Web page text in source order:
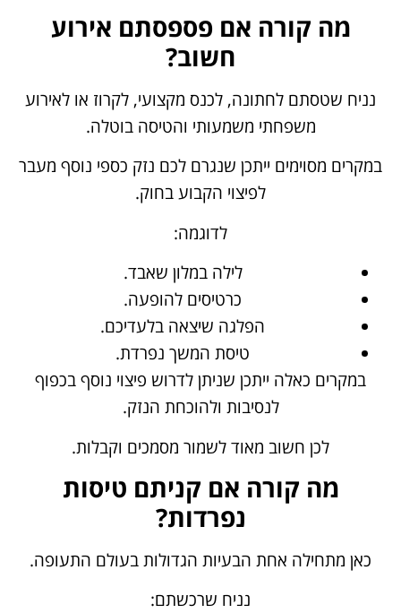
מה קורה אם פספסתם אירוע
חשוב?
נניח שטסתם לחתונה, לכנס מקצועי, לקרוז או לאירוע
משפחתי משמעותי והטיסה בוטלה.
במקרים מסוימים ייתכן שנגרם לכם נזק כספי נוסף מעבר
לפיצוי הקבוע בחוק.
לדוגמה:
לילה במלון שאבד.
כרטיסים להופעה.
הפלגה שיצאה בלעדיכם.
טיסת המשך נפרדת.
במקרים כאלה ייתכן שניתן לדרוש פיצוי נוסף בכפוף
לנסיבות ולהוכחת הנזק.
לכן חשוב מאוד לשמור מסמכים וקבלות.
מה קורה אם קניתם טיסות
נפרדות?
כאן מתחילה אחת הבעיות הגדולות בעולם התעופה.
נניח שרכשתם: